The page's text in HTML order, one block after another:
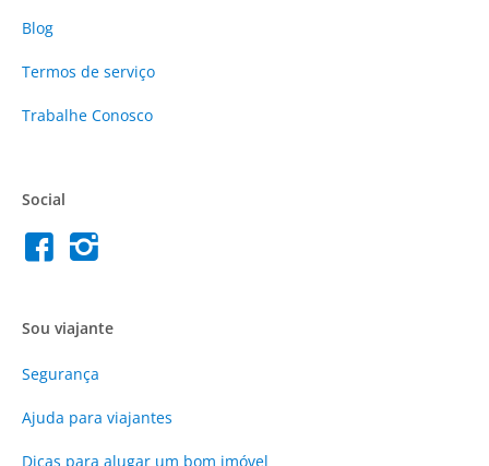
Blog
Termos de serviço
Trabalhe Conosco
Social
Sou viajante
Segurança
Ajuda para viajantes
Dicas para alugar um bom imóvel